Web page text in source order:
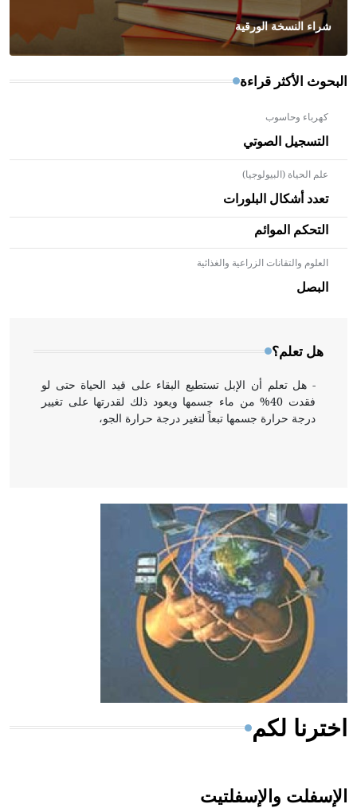
شراء النسخة الورقية
البحوث الأكثر قراءة
كهرباء وحاسوب
التسجيل الصوتي
علم الحياة (البيولوجيا)
تعدد أشكال البلورات
التحكم الموائم
العلوم والتقانات الزراعية والغذائية
البصل
هل تعلم؟
- هل تعلم أن الأبلق نوع من الفنون الهندسية التي ارتبطت
بالعمارة الإسلامية في بلاد الشام ومصر خاصة، حيث يحرص
المعمار على بناء مداميكه وخاصة في الواجهات
- هل تعلم أن الإبل تستطيع البقاء على قيد الحياة حتى لو
فقدت 40% من ماء جسمها ويعود ذلك لقدرتها على تغيير
درجة حرارة جسمها تبعاً لتغير درجة حرارة الجو،
- هل تعلم أن أبقراط كتب في الطب أربعة مؤلفات هي:
الحكم، الأدلة، تنظيم التغذية، ورسالته في جروح الرأس.
ويعود له الفضل بأنه حرر الطب من الدين والفلسفة.
- هل تعلم أن المرجان إفراز حيواني يتكون في البحر ويتركب
من مادة كربونات الكلسيوم، وهو أحمر أو شديد الحمرة وهو
أجود أنواعه، ويمتاز بكبر الحجم ويسمى الش
اخترنا لكم
الإسفلت والإسفلتيت